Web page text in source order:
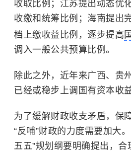
收取比例；江苏提出动态优
收缴和统筹比例；海南提出
档上缴收益比例，逐步提高
调入一般公共预算比例。
除此之外，近年来广西、贵
已经或稳步上调国有资本收
为了缓解财政收支矛盾，保
“反哺”财政的力度需要加大
五五”规划纲要明确提出，合